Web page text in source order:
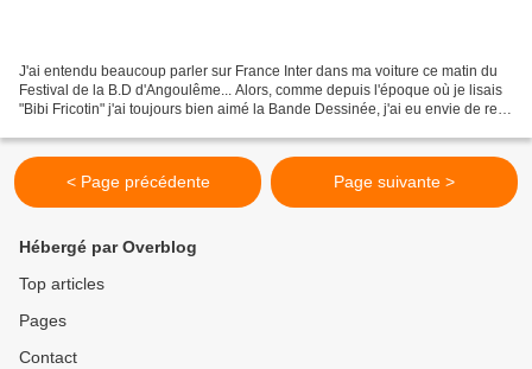
J'ai entendu beaucoup parler sur France Inter dans ma voiture ce matin du
Festival de la B.D d'Angoulême... Alors, comme depuis l'époque où je lisais
"Bibi Fricotin" j'ai toujours bien aimé la Bande Dessinée, j'ai eu envie de re-
< Page précédente Page suivante >
Hébergé par Overblog
Top articles
Pages
Contact